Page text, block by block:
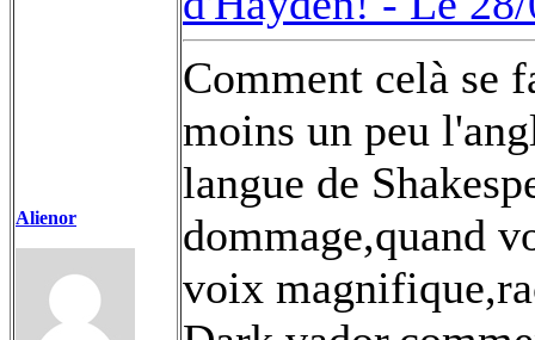
Alienor
Comment celà se
moins un peu
langue de
dommage,quand
voix